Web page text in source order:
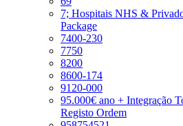
7; Hospitais NHS &
Package
7400-230
7750
8200
8600-174
9120-000
95.000€ ano + Integração
Registo Ordem